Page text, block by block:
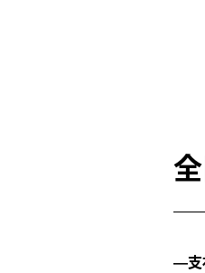
―支